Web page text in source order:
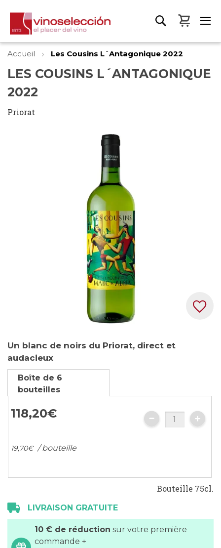
Mon
Accueil Les Cousins L´Antagonique 2022
LES COUSINS L´ANTAGONIQUE
2022
Priorat
to
the
beginning
the
images
gallery
Un blanc de noirs du Priorat, direct et
audacieux
Boîte de 6
bouteilles
118,20€
19,70€ / bouteille
Bouteille 75cl.
LIVRAISON GRATUITE
10 € de réduction sur votre première
commande +